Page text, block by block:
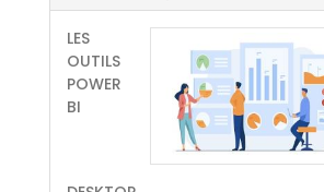
LES
OUTILS
POWER
BI